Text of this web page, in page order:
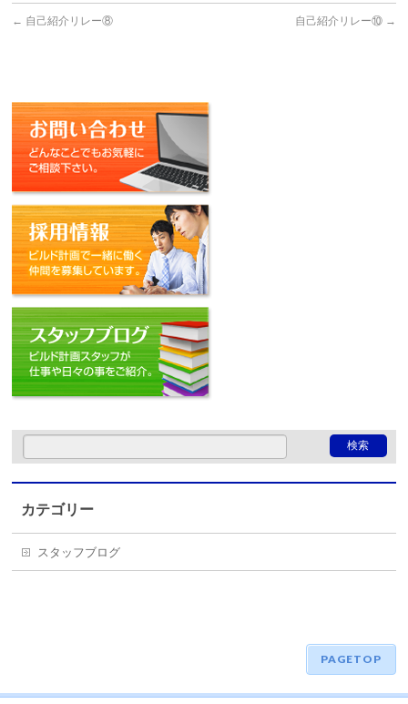
← 自己紹介リレー⑧ 自己紹介リレー⑩ →
カテゴリー
スタッフブログ
PAGETOP